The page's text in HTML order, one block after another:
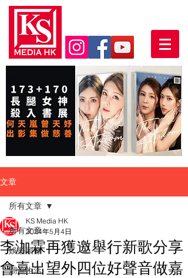
文章
所有文章
娛樂頭條
潮流生活
所有文章
李泇霖再獲邀舉行新歌分享
會喜出望外四位好聲音做嘉
KS Media HK
2024年5月4日